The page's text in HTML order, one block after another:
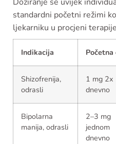
Doziranje se uvijek
standardni početni režimi
ljekarniku u procjeni
Indikacija Početna
Shizofrenija,
odrasli
1 mg 2x
dnevno
Bipolarna
manija, odrasli
2–3 mg
jednom
dnevno